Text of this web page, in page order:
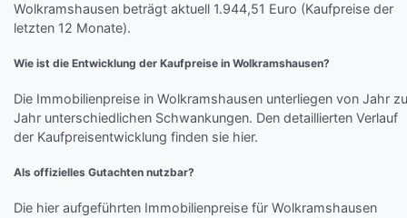
Wolkramshausen beträgt aktuell 1.944,51 Euro (Kaufpreise der
letzten 12 Monate).
Wie ist die Entwicklung der Kaufpreise in Wolkramshausen?
Die Immobilienpreise in Wolkramshausen unterliegen von Jahr zu
Jahr unterschiedlichen Schwankungen. Den detaillierten Verlauf
der Kaufpreisentwicklung finden sie hier.
Als offizielles Gutachten nutzbar?
Die hier aufgeführten Immobilienpreise für Wolkramshausen